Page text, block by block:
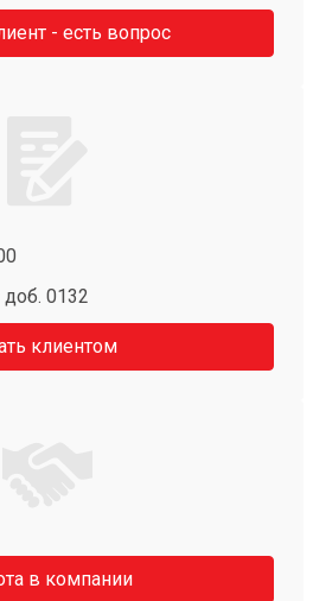
- есть вопрос
0132
клиентом
в компании